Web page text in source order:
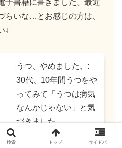
子書籍に書きました。最近
らいな…とお感じの方は、
↓
うつ、やめました。:
30代、10年間うつをや
ってみて「うつは病気
なんかじゃない」と気
づきました。
Rinker
検索 トップ サイドバー